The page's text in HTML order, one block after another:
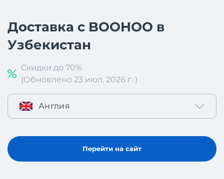
Доставка с BOOHOO в
Узбекистан
Скидки до 70%
(Обновлено 23 июл. 2026 г. )
Англия
Перейти на сайт